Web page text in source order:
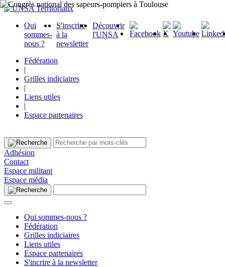
Qui
sommes-
nous ?
S'inscrire
à la
newsletter
Découvrir
l'UNSA
Fédération
|
Grilles indiciaires
|
Liens utiles
|
Espace partenaires
Adhésion
Contact
Espace militant
Espace média
Qui sommes-nous ?
Fédération
Grilles indiciaires
Liens utiles
Espace partenaires
S'incrire à la newsletter